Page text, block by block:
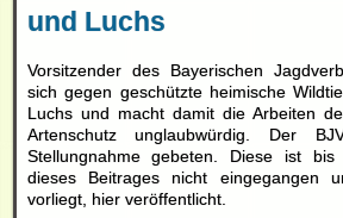
und Luchs
Vorsitzender des Bayerischen
sich gegen geschützte heimische
Luchs und macht damit die Arbeiten
Artenschutz unglaubwürdig. Der
Stellungnahme gebeten. Diese ist bis
dieses Beitrages nicht eingegangen
vorliegt, hier veröffentlicht.